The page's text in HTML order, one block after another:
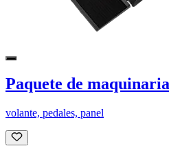
Paquete de
volante, pedales, panel